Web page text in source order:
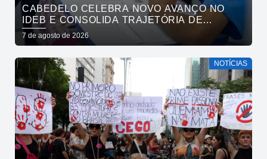
CABEDELO CELEBRA NOVO AVANÇO NO
IDEB E CONSOLIDA TRAJETÓRIA DE
CRESCIMENTO NA EDUCAÇÃO PÚBLICA
7 de agosto de 2026
NOTÍCIAS